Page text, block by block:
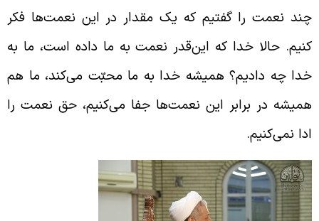
نعمت را گفتیم که یک مقدار در این نعمت‌ها فکر
حالا خدا که این‌قدر نعمت به ما داده است، ما به
چه دادیم؟ همیشه خدا به ما محبّت می‌کند، ما هم
در برابر این نعمت‌ها جفا می‌کنیم، حق نعمت را
نمی‌کنیم.